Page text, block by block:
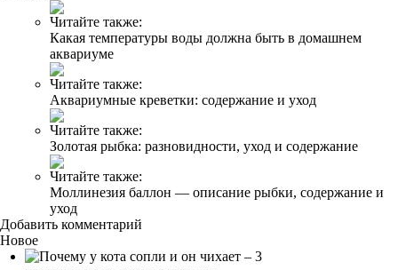
Читайте также:
Какая температуры воды должна быть в домашнем
аквариуме
Читайте также:
Аквариумные креветки: содержание и уход
Читайте также:
Золотая рыбка: разновидности, уход и содержание
Читайте также:
Моллинезия баллон — описание рыбки, содержание и
уход
Добавить комментарий
Новое